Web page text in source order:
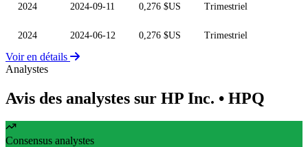
2024 2024-09-11 0,276 $US Trimestriel
2024 2024-06-12 0,276 $US Trimestriel
Voir en détails
Analystes
Avis des analystes sur HP Inc. • HPQ
Consensus analystes